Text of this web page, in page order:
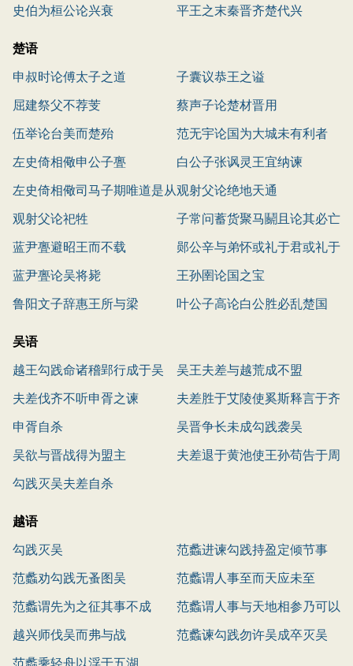
史伯为桓公论兴衰
平王之末秦晋齐楚代兴
楚语
申叔时论傅太子之道
子囊议恭王之谥
屈建祭父不荐芰
蔡声子论楚材晋用
伍举论台美而楚殆
范无宇论国为大城未有利者
左史倚相儆申公子亹
白公子张讽灵王宜纳谏
左史倚相儆司马子期唯道是从观射父论绝地天通
观射父论祀牲
子常问蓄货聚马鬬且论其必亡
蓝尹亹避昭王而不载
郧公辛与弟怀或礼于君或礼于
父
蓝尹亹论吴将毙
王孙圉论国之宝
鲁阳文子辞惠王所与梁
叶公子高论白公胜必乱楚国
吴语
越王勾践命诸稽郢行成于吴
吴王夫差与越荒成不盟
夫差伐齐不听申胥之谏
夫差胜于艾陵使奚斯释言于齐
申胥自杀
吴晋争长未成勾践袭吴
吴欲与晋战得为盟主
夫差退于黄池使王孙苟告于周
勾践灭吴夫差自杀
越语
勾践灭吴
范蠡进谏勾践持盈定倾节事
范蠡劝勾践无蚤图吴
范蠡谓人事至而天应未至
范蠡谓先为之征其事不成
范蠡谓人事与天地相参乃可以
成功
越兴师伐吴而弗与战
范蠡谏勾践勿许吴成卒灭吴